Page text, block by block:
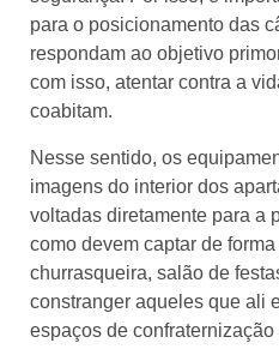
para o posicionamento das
respondam ao objetivo
com isso, atentar contra a
coabitam.
Nesse sentido, os
imagens do interior dos
voltadas diretamente para a
como devem captar de
churrasqueira, salão de
constranger aqueles que ali
espaços de confraternização